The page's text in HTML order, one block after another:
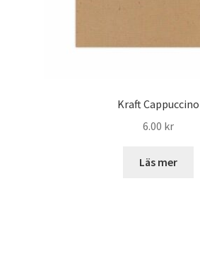
Kraft Cappuccino
6.00 kr
Läs mer